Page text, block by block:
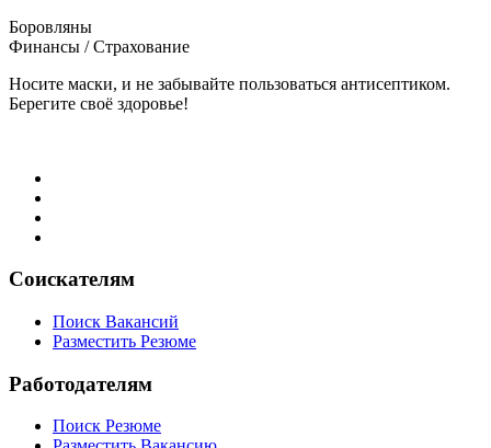
Боровляны
Финансы / Страхование
Носите маски, и не забывайте пользоваться антисептиком.
Берегите своё здоровье!
Соискателям
Поиск Вакансий
Разместить Резюме
Работодателям
Поиск Резюме